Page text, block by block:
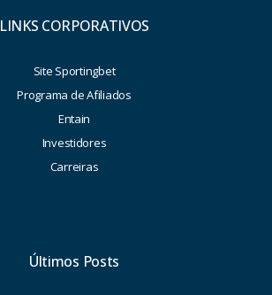
LINKS CORPORATIVOS
Site Sportingbet
Programa de Afiliados
Entain
Investidores
Carreiras
Últimos Posts